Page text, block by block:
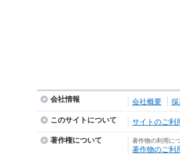
会社情報 会社概要 採
このサイトについて サイトのご利
著作権について 著作物の利用に
著作物のご利